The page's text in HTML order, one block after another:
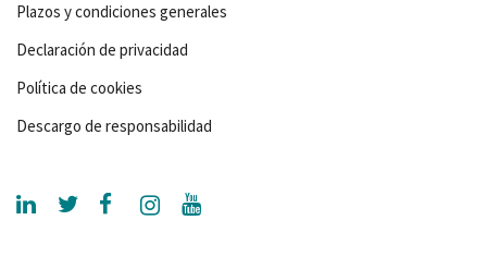
Plazos y condiciones generales
Declaración de privacidad
Política de cookies
Descargo de responsabilidad